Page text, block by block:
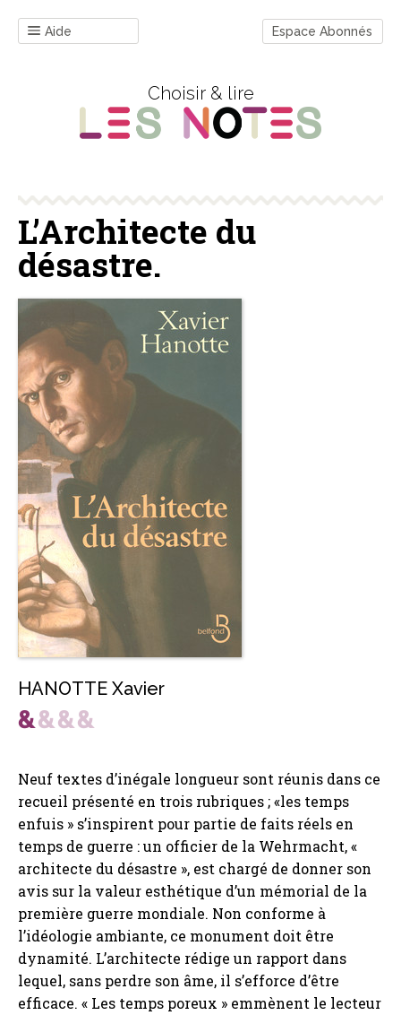
Aide Espace Abonnés
Choisir & lire
L’Architecte du
désastre.
HANOTTE Xavier
Neuf textes d’inégale longueur sont réunis dans ce
recueil présenté en trois rubriques ; «les temps
enfuis » s’inspirent pour partie de faits réels en
temps de guerre : un officier de la Wehrmacht, «
architecte du désastre », est chargé de donner son
avis sur la valeur esthétique d’un mémorial de la
première guerre mondiale. Non conforme à
l’idéologie ambiante, ce monument doit être
dynamité. L’architecte rédige un rapport dans
lequel, sans perdre son âme, il s’efforce d’être
efficace. « Les temps poreux » emmènent le lecteur